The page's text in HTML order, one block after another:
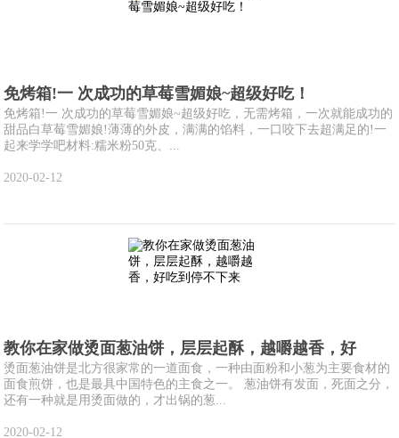
免烤箱!一 次成功的草莓雪媚娘~超级好吃！
免烤箱!一 次成功的草莓雪媚娘~超级好吃，无需烤箱，一次就能成功的
甜品白草莓雪媚娘!薄薄的外皮，满满的馅料，一口咬下去超满足的!一
起来学学吧材料:糯米粉50克、...
2020-02-12
教你在家做烫面葱油饼，层层起酥，越嚼越香，好
烫面葱油饼是北方很家常的一道面食，一种由面粉和小葱为主要食材的
面食煎饼，也是最具中国特色的主食之一。 葱油饼有发面，死面之分，
还有一种就是用烫面做的，才出锅的葱...
2020-02-12